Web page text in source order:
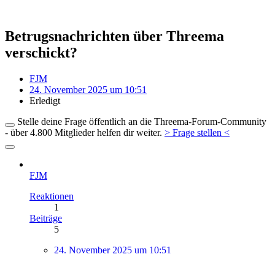
Betrugsnachrichten über Threema
verschickt?
FJM
24. November 2025 um 10:51
Erledigt
Stelle deine Frage öffentlich an die Threema-Forum-Community
- über 4.800 Mitglieder helfen dir weiter. > Frage stellen <
FJM
Reaktionen
1
Beiträge
5
24. November 2025 um 10:51